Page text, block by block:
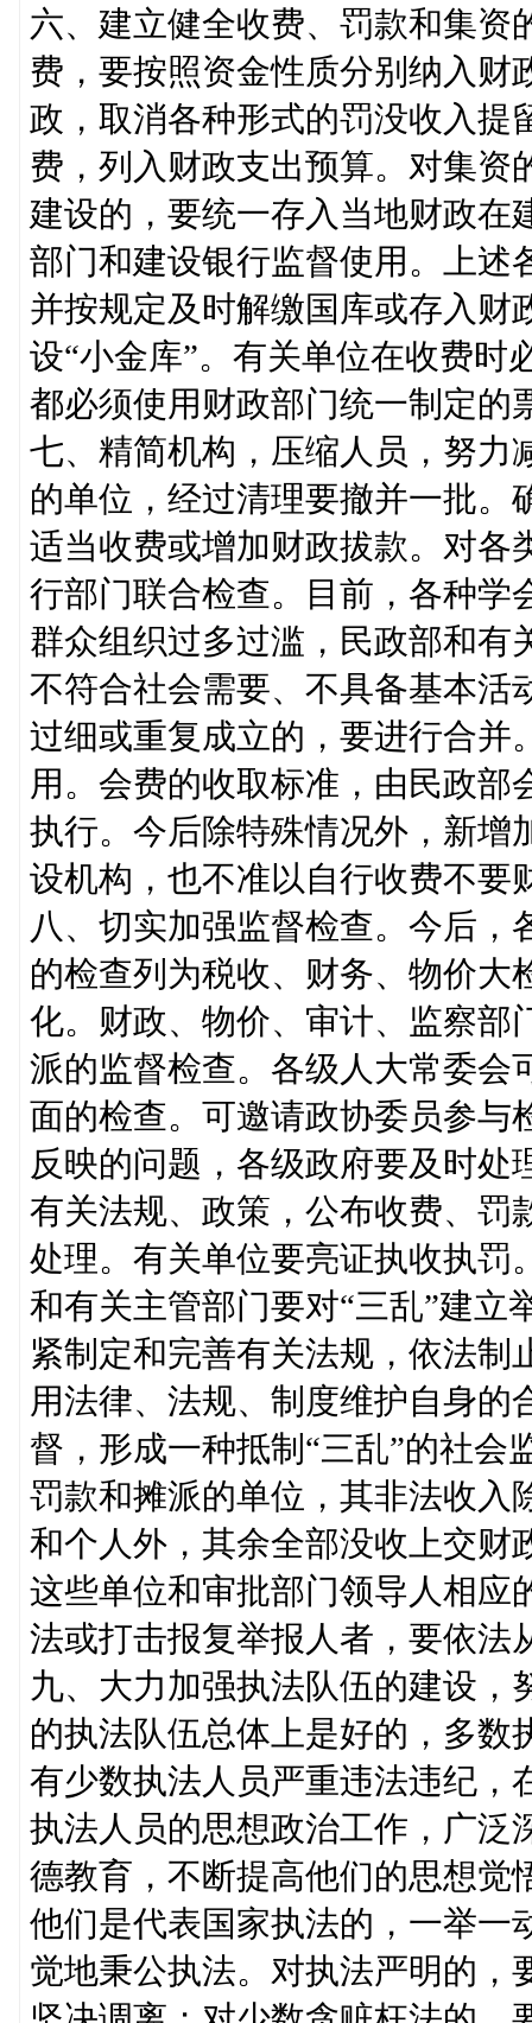
六、建立健全收费、罚款和集资
费，要按照资金性质分别纳入财
政，取消各种形式的罚没收入提
费，列入财政支出预算。对集资
建设的，要统一存入当地财政在
部门和建设银行监督使用。上述
并按规定及时解缴国库或存入财
设“小金库”。有关单位在收费时
都必须使用财政部门统一制定的
七、精简机构，压缩人员，努力
的单位，经过清理要撤并一批。
适当收费或增加财政拔款。对各
行部门联合检查。目前，各种学
群众组织过多过滥，民政部和有
不符合社会需要、不具备基本活
过细或重复成立的，要进行合并
用。会费的收取标准，由民政部
执行。今后除特殊情况外，新增
设机构，也不准以自行收费不要
八、切实加强监督检查。今后
的检查列为税收、财务、物价大
化。财政、物价、审计、监察部
派的监督检查。各级人大常委会
面的检查。可邀请政协委员参与
反映的问题，各级政府要及时
有关法规、政策，公布收费、罚
处理。有关单位要亮证执收执罚
和有关主管部门要对“三乱”建立
紧制定和完善有关法规，依法制
用法律、法规、制度维护自身的
督，形成一种抵制“三乱”的社会
罚款和摊派的单位，其非法收入
和个人外，其余全部没收上交财
这些单位和审批部门领导人相应
法或打击报复举报人者，要依法
九、大力加强执法队伍的建设，
的执法队伍总体上是好的，多数
有少数执法人员严重违法违纪，
执法人员的思想政治工作，广泛
德教育，不断提高他们的思想觉
他们是代表国家执法的，一举一
觉地秉公执法。对执法严明的，